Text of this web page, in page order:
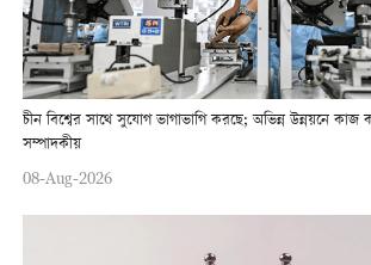
চীন বিশ্বের সাথে সুযোগ ভাগাভাগি করছে; অভিন্ন উন্নয়নে
সম্পাদকীয়
08-Aug-2026